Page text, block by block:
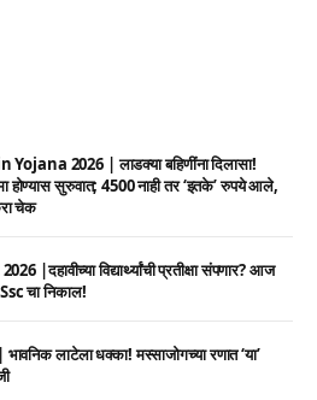
2026 | लाडक्या बहिणींना दिलासा!
होण्यास सुरुवात; 4500 नाही तर ‘इतके’ रुपये आले,
चेक
|दहावीच्या विद्यार्थ्यांची प्रतीक्षा संपणार? आज
चा निकाल!
लाटेला धक्का! मस्साजोगच्या रणात ‘या’